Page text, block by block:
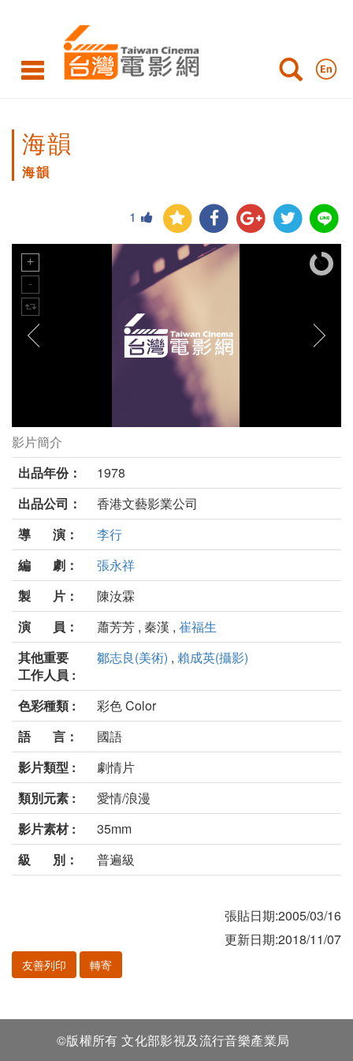
海韻
海韻
1
海韻劇照
影片簡介
出品年份：
1978
出品公司：
香港文藝影業公司
導 演：
李行
編 劇：
張永祥
製 片：
陳汝霖
演 員：
蕭芳芳 , 秦漢 , 崔福生
其他重要
工作人員 :
鄒志良(美術) , 賴成英(攝影)
色彩種類 :
彩色 Color
語 言：
國語
影片類型 :
劇情片
類別元素 :
愛情/浪漫
影片素材 :
35mm
級 別：
普遍級
張貼日期:2005/03/16
更新日期:2018/11/07
友善列印 轉寄
©版權所有 文化部影視及流行音樂產業局